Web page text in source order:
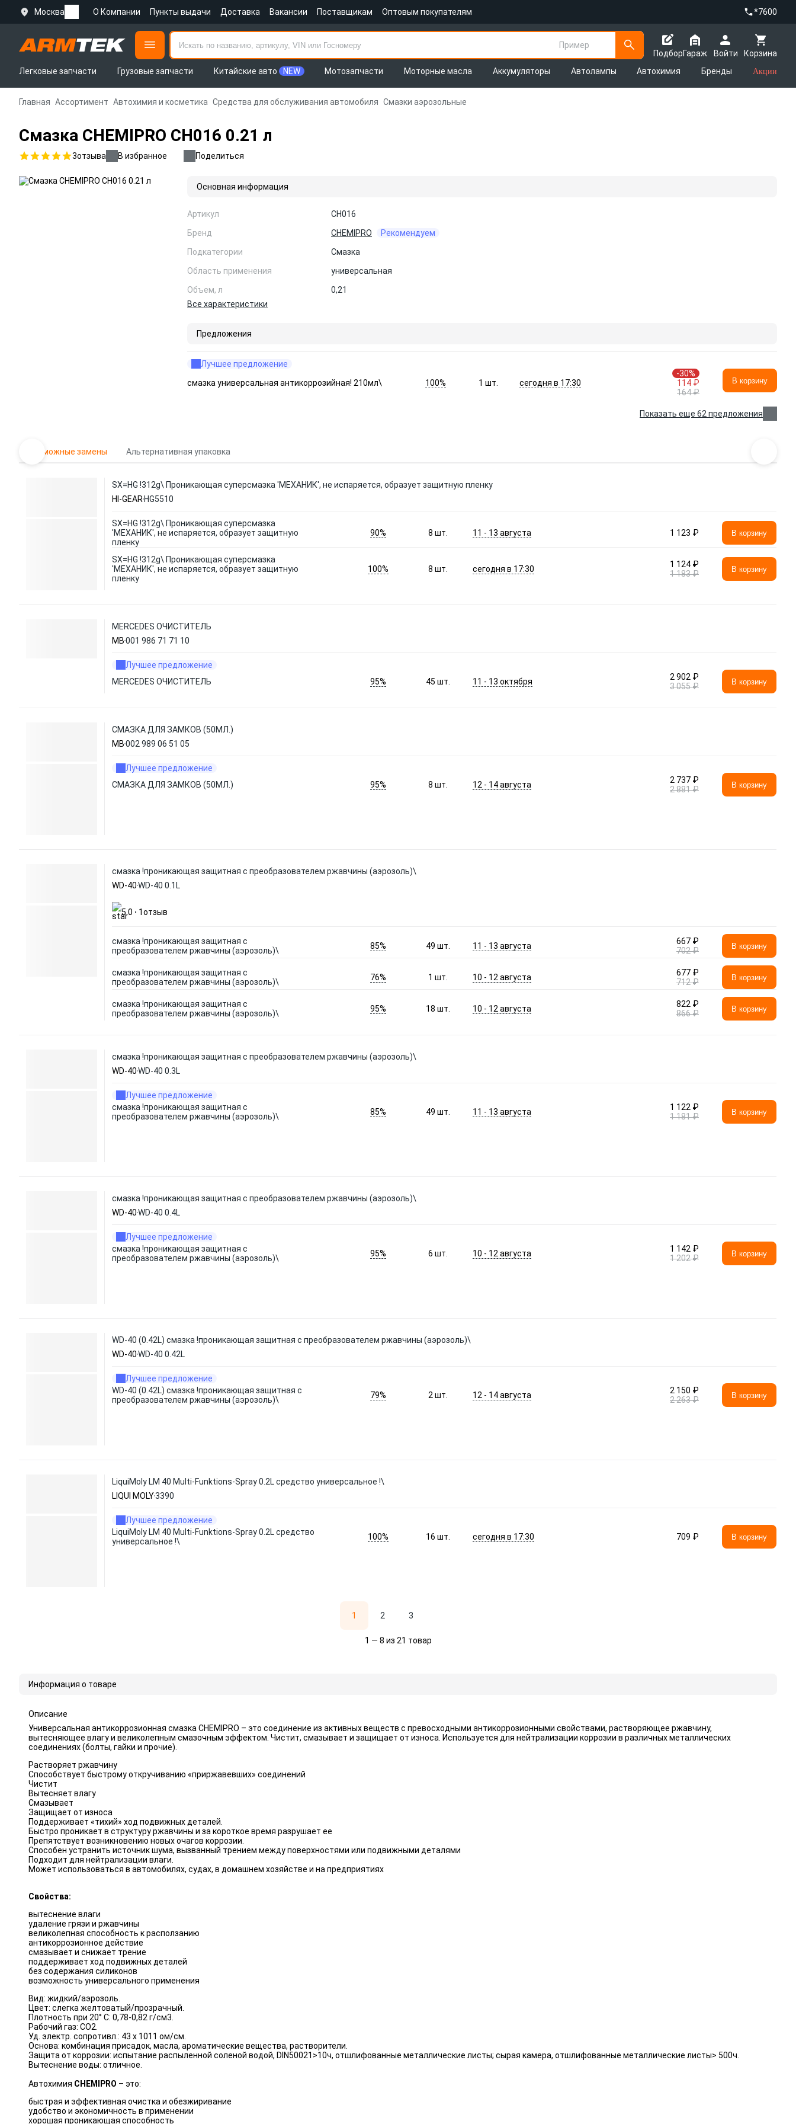
Москва О Компании Пункты выдачи Доставка Вакансии Поставщикам Оптовым покупателям *7600
Пример
Подбор
Корзина
Гараж
Войти
Легковые запчасти
Грузовые запчасти Китайские авто NEW Мотозапчасти Моторные масла Аккумуляторы Автолампы Автохимия Бренды Акции
Главная Ассортимент Автохимия и косметика Средства для обслуживания автомобиля Смазки аэрозольные
Смазка CHEMIPRO CH016 0.21 л
3отзыва В избранное Поделиться
Основная информация
Артикул
CH016
Бренд
CHEMIPRO
Рекомендуем
Подкатегории
Смазка
Область применения
универсальная
Объем, л
0,21
Все характеристики
Предложения
Лучшее предложение
смазка универсальная антикоррозийная! 210мл\
100% 1шт. сегодня в 17:30
-30%
114 ₽
164 ₽
В корзину
Показать еще 62 предложения
Возможные замены Альтернативная упаковка
SX=HG !312g\ Проникающая суперсмазка 'МЕХАНИК', не испаряется, образует защитную пленку
HI-GEAR HG5510
SX=HG !312g\ Проникающая суперсмазка
'МЕХАНИК', не испаряется, образует защитную
пленку
90% 8шт. 11 - 13 августа 1 123 ₽ В корзину
SX=HG !312g\ Проникающая суперсмазка
'МЕХАНИК', не испаряется, образует защитную
пленку
100% 8шт. сегодня в 17:30
1 124 ₽
1 183 ₽
В корзину
MERCEDES ОЧИСТИТЕЛЬ
MB001 986 71 71 10
Лучшее предложение
MERCEDES ОЧИСТИТЕЛЬ
95% 45шт. 11 - 13 октября
2 902 ₽
3 055 ₽
В корзину
СМАЗКА ДЛЯ ЗАМКОВ (50МЛ.)
MB002 989 06 51 05
Лучшее предложение
СМАЗКА ДЛЯ ЗАМКОВ (50МЛ.)
95% 8шт. 12 - 14 августа
2 737 ₽
2 881 ₽
В корзину
смазка !проникающая защитная с преобразователем ржавчины (аэрозоль)\
WD-40WD-40 0.1L
5.0 1отзыв
смазка !проникающая защитная с
преобразователем ржавчины (аэрозоль)\
85% 49шт. 11 - 13 августа
667 ₽
702 ₽
В корзину
смазка !проникающая защитная с
преобразователем ржавчины (аэрозоль)\
76% 1шт. 10 - 12 августа
677 ₽
712 ₽
В корзину
смазка !проникающая защитная с
преобразователем ржавчины (аэрозоль)\
95% 18шт. 10 - 12 августа
822 ₽
866 ₽
В корзину
смазка !проникающая защитная с преобразователем ржавчины (аэрозоль)\
WD-40WD-40 0.3L
Лучшее предложение
смазка !проникающая защитная с
преобразователем ржавчины (аэрозоль)\
85% 49шт. 11 - 13 августа
1 122 ₽
1 181 ₽
В корзину
смазка !проникающая защитная с преобразователем ржавчины (аэрозоль)\
WD-40WD-40 0.4L
Лучшее предложение
смазка !проникающая защитная с
преобразователем ржавчины (аэрозоль)\
95% 6шт. 10 - 12 августа
1 142 ₽
1 202 ₽
В корзину
WD-40 (0.42L) смазка !проникающая защитная с преобразователем ржавчины (аэрозоль)\
WD-40WD-40 0.42L
Лучшее предложение
WD-40 (0.42L) смазка !проникающая защитная с
преобразователем ржавчины (аэрозоль)\
79% 2шт. 12 - 14 августа
2 150 ₽
2 263 ₽
В корзину
LiquiMoly LM 40 Multi-Funktions-Spray 0.2L средство универсальное !\
LIQUI MOLY3390
Лучшее предложение
LiquiMoly LM 40 Multi-Funktions-Spray 0.2L средство
универсальное !\
100% 16шт. сегодня в 17:30 709 ₽ В корзину
1 2 3
1 — 8 из 21 товар
Информация о товаре
Описание
Универсальная антикоррозионная смазка CHEMIPRO – это соединение из активных веществ с превосходными антикоррозионными свойствами, растворяющее ржавчину,
вытесняющее влагу и великолепным смазочным эффектом. Чистит, смазывает и защищает от износа. Используется для нейтрализации коррозии в различных металлических
соединениях (болты, гайки и прочие).
Растворяет ржавчину
Способствует быстрому откручиванию «приржавевших» соединений
Чистит
Вытесняет влагу
Смазывает
Защищает от износа
Поддерживает «тихий» ход подвижных деталей.
Быстро проникает в структуру ржавчины и за короткое время разрушает ее
Препятствует возникновению новых очагов коррозии.
Способен устранить источник шума, вызванный трением между поверхностями или подвижными деталями
Подходит для нейтрализации влаги.
Может использоваться в автомобилях, судах, в домашнем хозяйстве и на предприятиях
Свойства:
вытеснение влаги
удаление грязи и ржавчины
великолепная способность к расползанию
антикоррозионное действие
смазывает и снижает трение
поддерживает ход подвижных деталей
без содержания силиконов
возможность универсального применения
Вид: жидкий/аэрозоль.
Цвет: слегка желтоватый/прозрачный.
Плотность при 20° C: 0,78-0,82 г/см3.
Рабочий газ: CO2.
Уд. электр. сопротивл.: 43 x 1011 ом/см.
Основа: комбинация присадок, масла, ароматические вещества, растворители.
Защита от коррозии: испытание распыленной соленой водой, DIN50021>10ч, отшлифованные металлические листы; сырая камера, отшлифованные металлические листы> 500ч.
Вытеснение воды: отличное.
Автохимия CHEMIPRO – это:
быстрая и эффективная очистка и обезжиривание
удобство и экономичность в применении
хорошая проникающая способность